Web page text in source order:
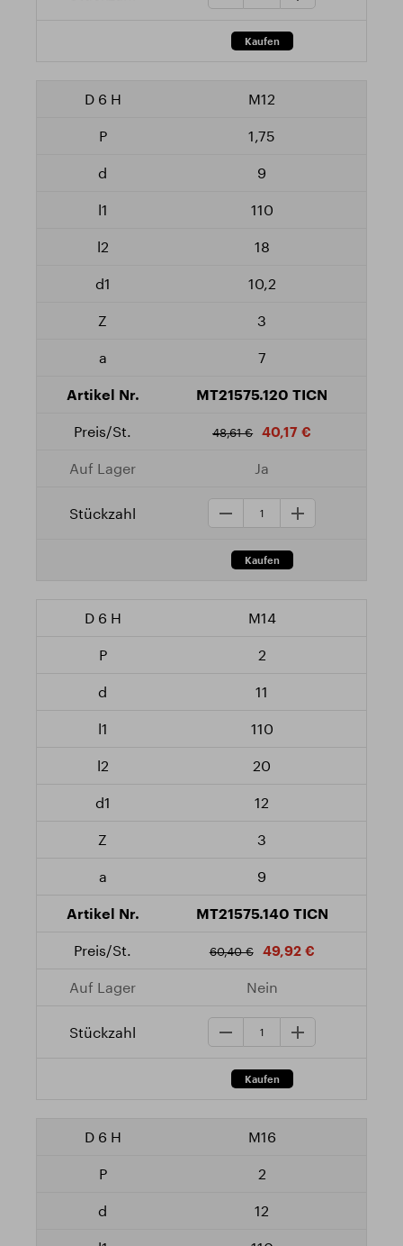
M12
1,75
9
110
18
10,2
3
7
MT21575.120 TICN
48,61 € 40,17 €
Ja
M14
2
11
110
20
12
3
9
MT21575.140 TICN
60,40 € 49,92 €
Nein
M16
2
12